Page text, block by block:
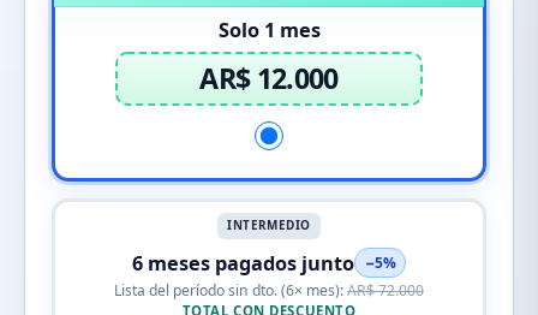
Solo 1 mes
AR$ 12.000
INTERMEDIO
6 meses pagados junto −5%
Lista del período sin dto. (6× mes):AR$ 72.000
TOTAL CON DESCUENTO